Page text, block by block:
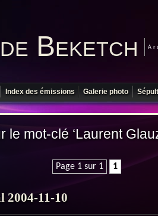
Beketch
Index des émissions Galerie photo
le mot-clé ‘Laurent
Page 1 sur 1 1
2004-11-10